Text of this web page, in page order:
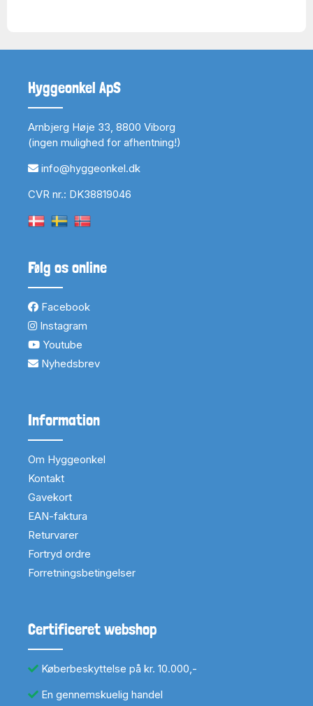
Hyggeonkel ApS
Arnbjerg Høje 33, 8800 Viborg
(ingen mulighed for afhentning!)
info@hyggeonkel.dk
CVR nr.: DK38819046
Følg os online
Facebook
Instagram
Youtube
Nyhedsbrev
Information
Om Hyggeonkel
Kontakt
Gavekort
EAN-faktura
Returvarer
Fortryd ordre
Forretningsbetingelser
Certificeret webshop
Køberbeskyttelse på kr. 10.000,-
En gennemskuelig handel